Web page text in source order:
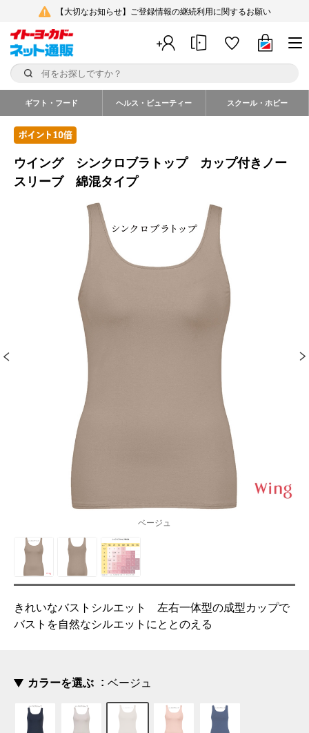
【大切なお知らせ】ご登録情報の継続利用に関するお願い
ギフト・フード ヘルス・ビューティー スクール・ホビー
ウイング シンクロブラトップ カップ付きノー
スリーブ 綿混タイプ
ベージュ
きれいなバストシルエット 左右一体型の成型カップで
バストを自然なシルエットにととのえる
カラーを選ぶ ベージュ